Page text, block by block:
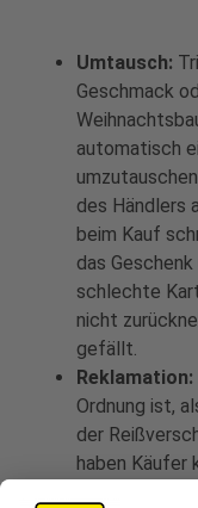
Umtausch:
Geschmack
automatisch
des Händlers
beim Kauf
das
schlechte
nicht
gefällt.
Reklamation:
Ordnung ist,
der
haben Käufer